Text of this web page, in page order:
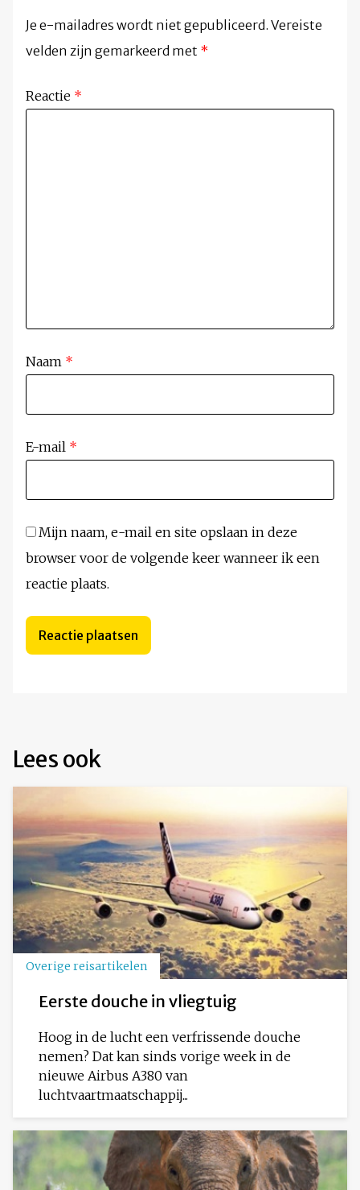
Je e-mailadres wordt niet gepubliceerd. Vereiste
velden zijn gemarkeerd met *
Reactie *
Naam *
E-mail *
Mijn naam, e-mail en site opslaan in deze
browser voor de volgende keer wanneer ik een
reactie plaats.
Lees ook
Overige reisartikelen
Eerste douche in vliegtuig
Hoog in de lucht een verfrissende douche
nemen? Dat kan sinds vorige week in de
nieuwe Airbus A380 van
luchtvaartmaatschappij...